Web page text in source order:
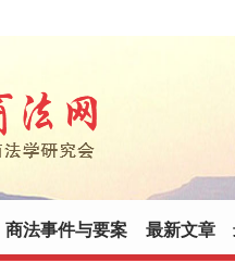
商法事件与要案 最新文章